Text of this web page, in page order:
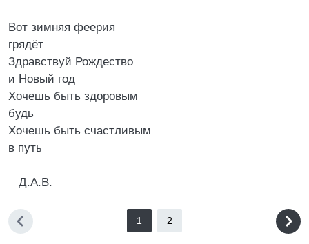
Вот зимняя феерия
грядёт
Здравствуй Рождество
и Новый год
Хочешь быть здоровым
будь
Хочешь быть счастливым
в путь
Д.А.В.
1 2